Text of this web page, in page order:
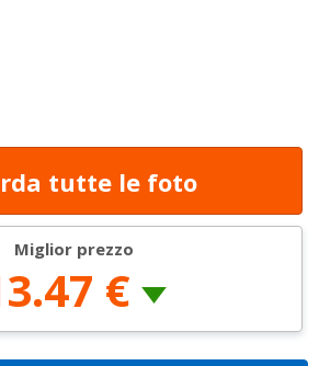
tutte le foto
Miglior prezzo
€